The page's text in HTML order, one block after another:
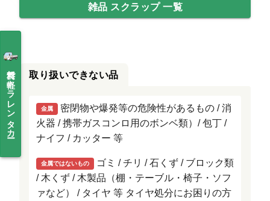
無料で軽トラレンタカー
雑品 スクラップ 一覧
取り扱いできない品
金属
密閉物や爆発等の危険性があるもの / 消
火器 / 携帯ガスコンロ用のボンベ類）/ 包丁 /
ナイフ / カッター 等
金属ではないもの
ゴミ / チリ / 石くず / ブロック類
/ 木くず / 木製品（棚・テーブル・椅子・ソフ
ァなど） / タイヤ 等 タイヤ処分にお困りの方